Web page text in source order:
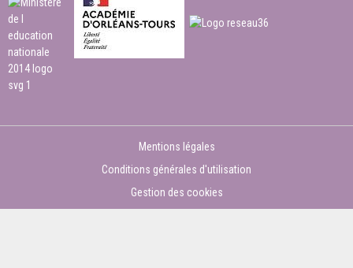
Mentions légales
Conditions générales d'utilisation
Gestion des cookies